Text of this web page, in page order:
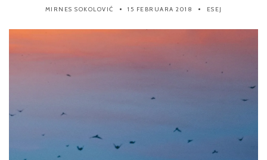
MIRNES SOKOLOVIĆ 15 FEBRUARA 2018 ESEJ